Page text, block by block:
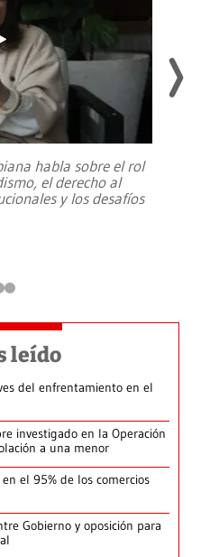
habla sobre el rol
el derecho al
y los desafíos
leído
del enfrentamiento en el
investigado en la Operación
a una menor
el 95% de los comercios
Gobierno y oposición para